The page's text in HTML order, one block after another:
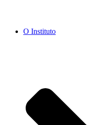
O Instituto